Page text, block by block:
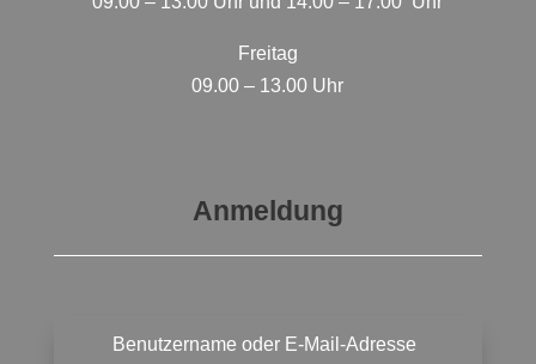
Freitag
09.00 – 13.00 Uhr
Anmeldung
Benutzername oder E-Mail-Adresse